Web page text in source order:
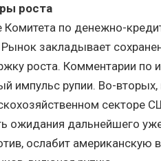
роста
по денежно-
закладывает
роста. Комментарии по
импульс рупии. Во-
ожидания дальнейшего
ослабит